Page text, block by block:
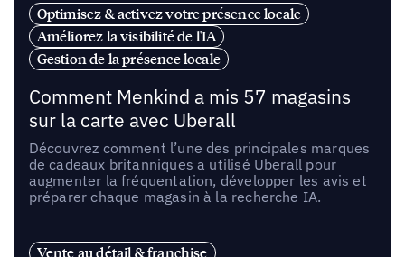
Optimisez & activez votre présence locale
Améliorez la visibilité de l'IA
Gestion de la présence locale
Comment Menkind a mis 57 magasins
sur la carte avec Uberall
Découvrez comment l’une des principales marques
de cadeaux britanniques a utilisé Uberall pour
augmenter la fréquentation, développer les avis et
préparer chaque magasin à la recherche IA.
Vente au détail & franchise